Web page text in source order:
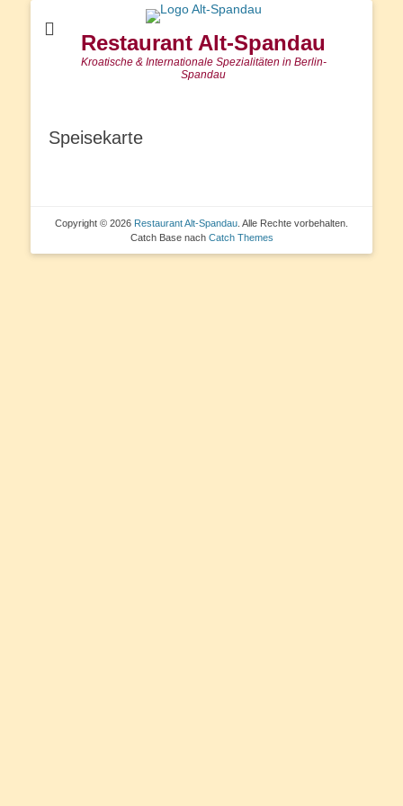
Restaurant Alt-Spandau
Kroatische & Internationale Spezialitäten in Berlin-
Spandau
Speisekarte
Copyright © 2026 Restaurant Alt-Spandau . Alle Rechte vorbehalten.
Catch Base nach Catch Themes